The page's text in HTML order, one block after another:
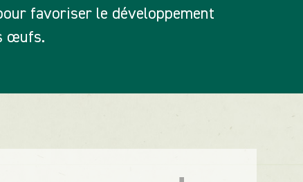
favoriser le développement
œufs.